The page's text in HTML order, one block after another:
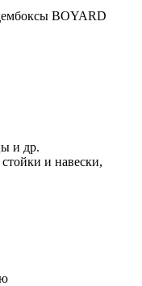
BOYARD
и др.
и навески,